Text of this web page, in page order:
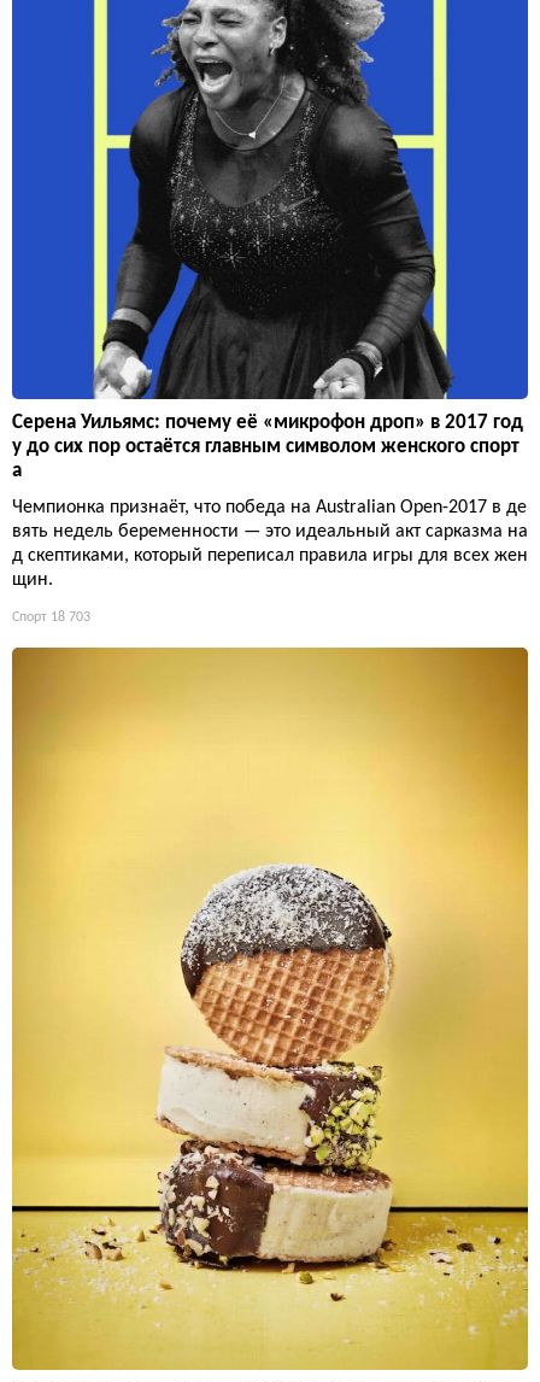
Серена Уильямс: почему её «микрофон дроп» в 2017 год
у до сих пор остаётся главным символом женского спорт
а
Чемпионка признаёт, что победа на Australian Open-2017 в де
вять недель беременности — это идеальный акт сарказма на
д скептиками, который переписал правила игры для всех жен
щин.
Спорт 18 703